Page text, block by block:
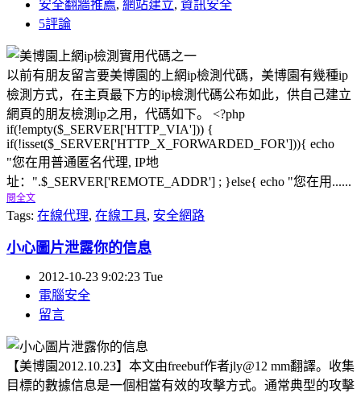
安全翻牆推薦, 網站建立, 資訊安全
5評論
以前有朋友留言要美博園的上網ip檢測代碼，美博園有幾種ip
檢測方式，在主頁最下方的ip檢測代碼公布如此，供自己建立
網頁的朋友檢測ip之用，代碼如下。 <?php
if(!empty($_SERVER['HTTP_VIA'])) {
if(!isset($_SERVER['HTTP_X_FORWARDED_FOR'])){ echo
"您在用普通匿名代理, IP地
址：".$_SERVER['REMOTE_ADDR'] ; }else{ echo "您在用......
閱全文
Tags: 在線代理, 在線工具, 安全網路
小心圖片泄露你的信息
2012-10-23 9:02:23 Tue
電腦安全
留言
【美博園2012.10.23】本文由freebuf作者jly@12 mm翻譯。收集
目標的數據信息是一個相當有效的攻擊方式。通常典型的攻擊